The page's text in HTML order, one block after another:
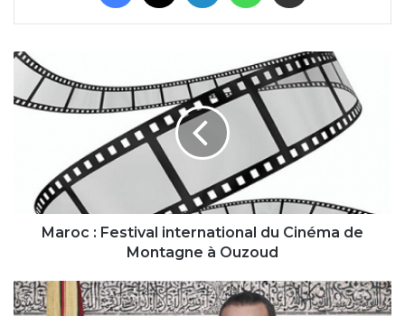
Maroc :
Festival
international
Montagne
Ouzoud
Maroc : Festival international du Cinéma de
Montagne à Ouzoud
Marathon
féminin